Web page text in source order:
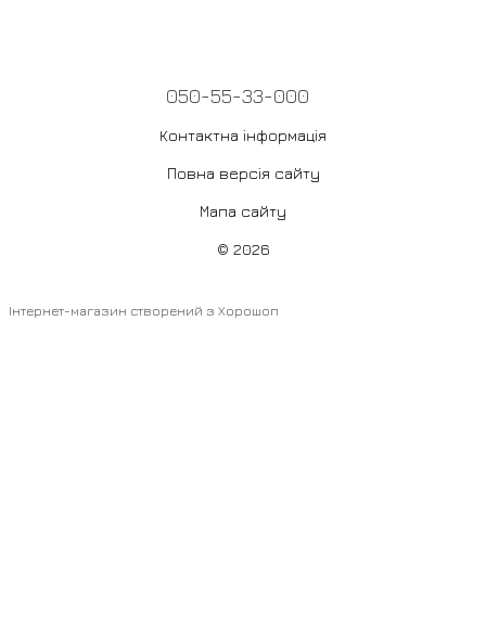
050-55-33-000
Контактна інформація
Повна версія сайту
Мапа сайту
© 2026
Інтернет-магазин створений з Хорошоп